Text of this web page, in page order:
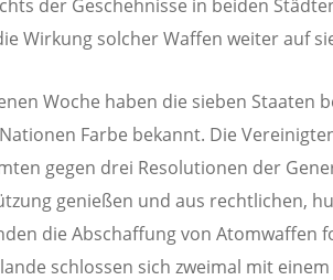
der Geschehnisse in beiden
Wirkung solcher Waffen weiter auf
Woche haben die sieben Staaten
Farbe bekannt. Die
gegen drei Resolutionen der
genießen und aus rechtlichen,
die Abschaffung von Atomwaffen
schlossen sich zweimal mit einem